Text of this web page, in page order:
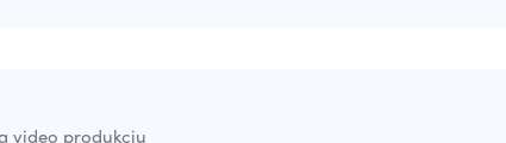
video produkciu